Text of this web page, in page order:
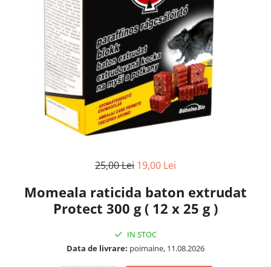
25,00 Lei 19,00 Lei
Momeala raticida baton extrudat
Protect 300 g ( 12 x 25 g )
IN STOC
Data de livrare: poimaine, 11.08.2026